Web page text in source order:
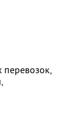
перевозок,